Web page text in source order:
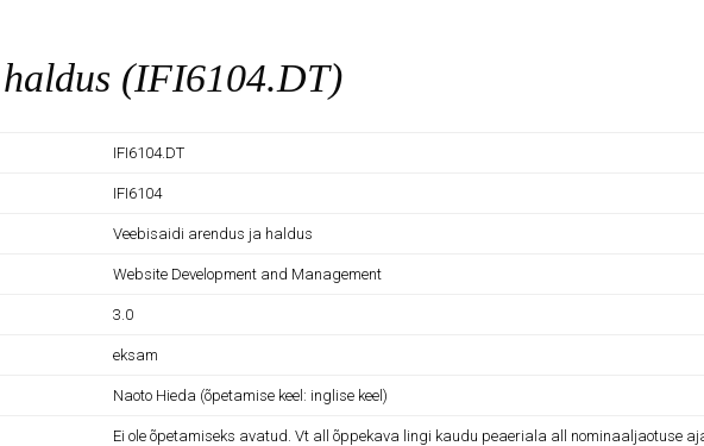
(IFI6104.DT)
IFI6104.DT
IFI6104
Veebisaidi arendus ja haldus
Website Development and Management
3.0
eksam
Naoto Hieda (õpetamise keel: inglise keel)
Ei ole õpetamiseks avatud. Vt all õppekava lingi kaudu peaeriala all nominaaljaotuse